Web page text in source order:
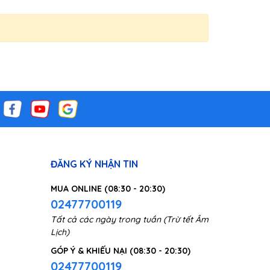
để
ĐĂNG KÝ NHẬN TIN
MUA ONLINE (08:30 - 20:30)
02477700119
Tất cả các ngày trong tuần (Trừ tết Âm
Lịch)
GÓP Ý & KHIẾU NẠI (08:30 - 20:30)
02477700119